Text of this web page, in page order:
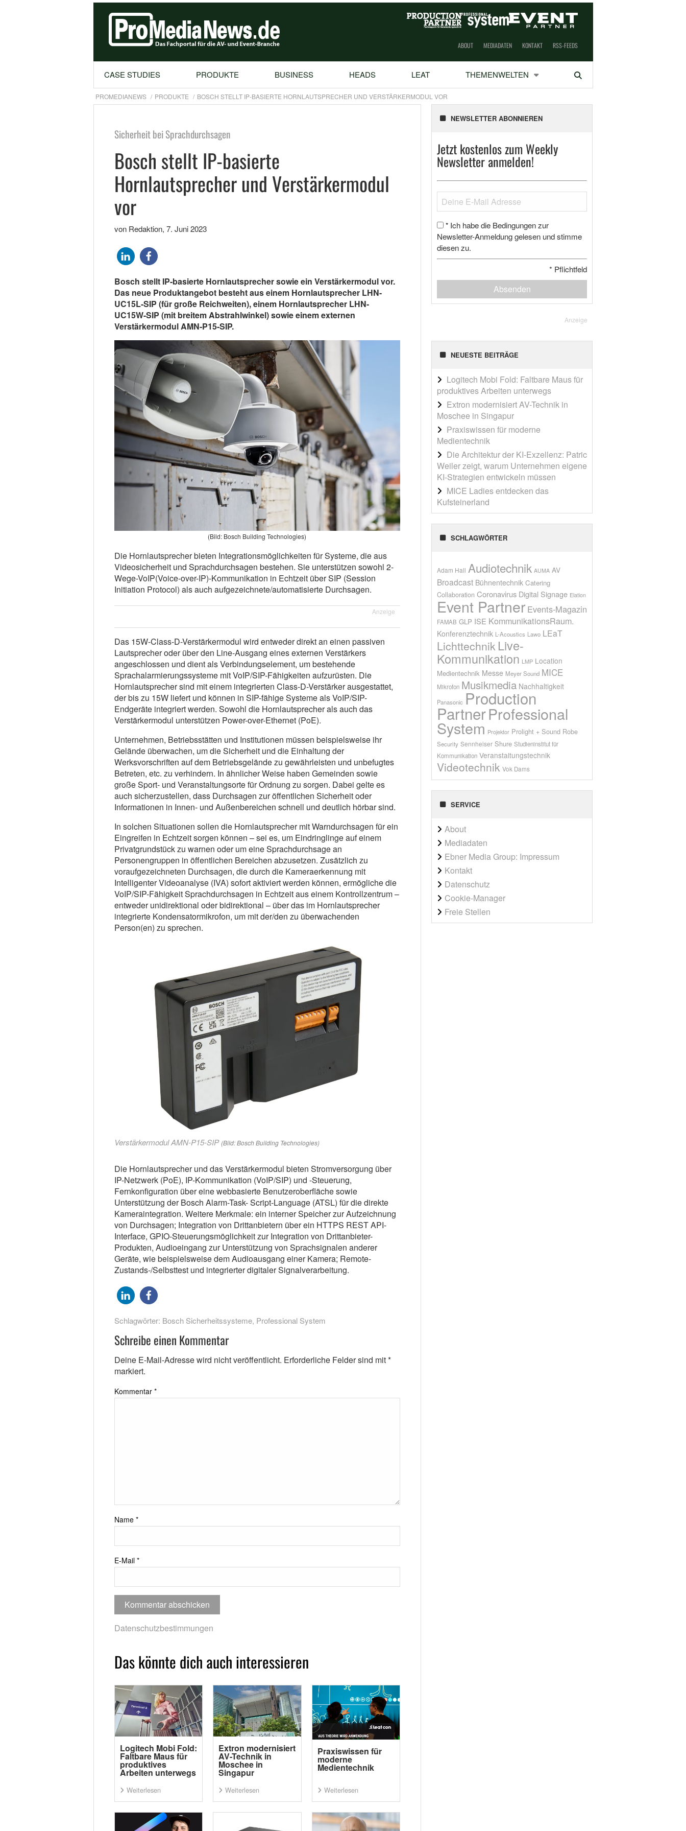
ABOUT MEDIADATEN KONTAKT RSS-FEEDS
CASE STUDIES PRODUKTE BUSINESS HEADS LEAT THEMENWELTEN Suchen
PROMEDIANEWS PRODUKTE BOSCH STELLT IP-BASIERTE HORNLAUTSPRECHER UND VERSTÄRKERMODUL VOR
Sicherheit bei Sprachdurchsagen
Bosch stellt IP-basierte
Hornlautsprecher und Verstärkermodul
vor
von Redaktion, 7. Juni 2023
Bosch stellt IP-basierte Hornlautsprecher sowie ein Verstärkermodul vor.
Das neue Produktangebot besteht aus einem Hornlautsprecher LHN-
UC15L-SIP (für große Reichweiten), einem Hornlautsprecher LHN-
UC15W-SIP (mit breitem Abstrahlwinkel) sowie einem externen
Verstärkermodul AMN-P15-SIP.
(Bild: Bosch Building Technologies)
Die Hornlautsprecher bieten Integrationsmöglichkeiten für Systeme, die aus
Videosicherheit und Sprachdurchsagen bestehen. Sie unterstützen sowohl 2-
Wege-VoIP(Voice-over-IP)-Kommunikation in Echtzeit über SIP (Session
Initiation Protocol) als auch aufgezeichnete/automatisierte Durchsagen.
Anzeige
Das 15W-Class-D-Verstärkermodul wird entweder direkt an einen passiven
Lautsprecher oder über den Line-Ausgang eines externen Verstärkers
angeschlossen und dient als Verbindungselement, um bestehende
Sprachalarmierungssysteme mit VoIP/SIP-Fähigkeiten aufzurüsten. Die
Hornlautsprecher sind mit einem integrierten Class-D-Verstärker ausgestattet,
der bis zu 15W liefert und können in SIP-fähige Systeme als VoIP/SIP-
Endgeräte integriert werden. Sowohl die Hornlautsprecher als auch das
Verstärkermodul unterstützen Power-over-Ethernet (PoE).
Unternehmen, Betriebsstätten und Institutionen müssen beispielsweise ihr
Gelände überwachen, um die Sicherheit und die Einhaltung der
Werksvorschriften auf dem Betriebsgelände zu gewährleisten und unbefugtes
Betreten, etc. zu verhindern. In ähnlicher Weise haben Gemeinden sowie
große Sport- und Veranstaltungsorte für Ordnung zu sorgen. Dabei gelte es
auch sicherzustellen, dass Durchsagen zur öffentlichen Sicherheit oder
Informationen in Innen- und Außenbereichen schnell und deutlich hörbar sind.
In solchen Situationen sollen die Hornlautsprecher mit Warndurchsagen für ein
Eingreifen in Echtzeit sorgen können – sei es, um Eindringlinge auf einem
Privatgrundstück zu warnen oder um eine Sprachdurchsage an
Personengruppen in öffentlichen Bereichen abzusetzen. Zusätzlich zu
voraufgezeichneten Durchsagen, die durch die Kameraerkennung mit
Intelligenter Videoanalyse (IVA) sofort aktiviert werden können, ermögliche die
VoIP/SIP-Fähigkeit Sprachdurchsagen in Echtzeit aus einem Kontrollzentrum –
entweder unidirektional oder bidirektional – über das im Hornlautsprecher
integrierte Kondensatormikrofon, um mit der/den zu überwachenden
Person(en) zu sprechen.
Verstärkermodul AMN-P15-SIP (Bild: Bosch Building Technologies)
Die Hornlautsprecher und das Verstärkermodul bieten Stromversorgung über
IP-Netzwerk (PoE), IP-Kommunikation (VoIP/SIP) und -Steuerung,
Fernkonfiguration über eine webbasierte Benutzeroberfläche sowie
Unterstützung der Bosch Alarm-Task- Script-Language (ATSL) für die direkte
Kameraintegration. Weitere Merkmale: ein interner Speicher zur Aufzeichnung
von Durchsagen; Integration von Drittanbietern über ein HTTPS REST API-
Interface, GPIO-Steuerungsmöglichkeit zur Integration von Drittanbieter-
Produkten, Audioeingang zur Unterstützung von Sprachsignalen anderer
Geräte, wie beispielsweise dem Audioausgang einer Kamera; Remote-
Zustands-/Selbsttest und integrierter digitaler Signalverarbeitung.
Schlagwörter: Bosch Sicherheitssysteme, Professional System
Schreibe einen Kommentar
Deine E-Mail-Adresse wird nicht veröffentlicht. Erforderliche Felder sind mit*
markiert.
Kommentar *
Name *
E-Mail *
Datenschutzbestimmungen
Das könnte dich auch interessieren
Logitech Mobi Fold:
Faltbare Maus für
produktives
Arbeiten unterwegs
Weiterlesen
Extron modernisiert
AV-Technik in
Moschee in
Singapur
Weiterlesen
Praxiswissen für
moderne
Medientechnik
Weiterlesen
NEWSLETTER ABONNIEREN
Jetzt kostenlos zum Weekly
Newsletter anmelden!
* Ich habe die Bedingungen zur
Newsletter-Anmeldung gelesen und stimme
diesen zu.
* Pflichtfeld
Absenden
Anzeige
NEUESTE BEITRÄGE
Logitech Mobi Fold: Faltbare Maus für
produktives Arbeiten unterwegs
Extron modernisiert AV-Technik in
Moschee in Singapur
Praxiswissen für moderne
Medientechnik
Die Architektur der KI-Exzellenz: Patric
Weiler zeigt, warum Unternehmen eigene
KI-Strategien entwickeln müssen
MICE Ladies entdecken das
Kufsteinerland
SCHLAGWÖRTER
Adam Hall Audiotechnik AUMA AV
Broadcast Bühnentechnik Catering
Collaboration Coronavirus Digital Signage Elation
Event Partner Events-Magazin
FAMAB GLP ISE KommunikationsRaum.
Konferenztechnik L-Acoustics Lawo LEaT
Lichttechnik Live-
Kommunikation LMP Location
Medientechnik Messe Meyer Sound MICE
Mikrofon Musikmedia Nachhaltigkeit
Panasonic Production
PartnerProfessional
System Projektor Prolight + Sound Robe
Security Sennheiser Shure Studieninstitut für
Kommunikation Veranstaltungstechnik
Videotechnik Vok Dams
SERVICE
About
Mediadaten
Ebner Media Group: Impressum
Kontakt
Datenschutz
Cookie-Manager
Freie Stellen